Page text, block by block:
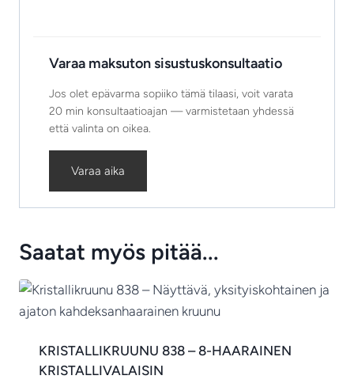
Varaa maksuton sisustuskonsultaatio
Jos olet epävarma sopiiko tämä tilaasi, voit varata
20 min konsultaatioajan — varmistetaan yhdessä
että valinta on oikea.
Varaa aika
Saatat myös pitää...
KRISTALLIKRUUNU 838 – 8-HAARAINEN
KRISTALLIVALAISIN